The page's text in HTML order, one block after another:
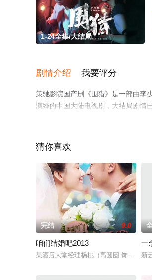
1-24全集/大结局
剧情介绍 我要评分
策驰影院国产剧《围猎》是一部由李
演绎的中国大陆电视剧，大结局剧情
猜你喜欢
完结 9.0
咱们结婚吧2013
某酒店大堂经理杨桃（高圆圆 饰）是一
一
新